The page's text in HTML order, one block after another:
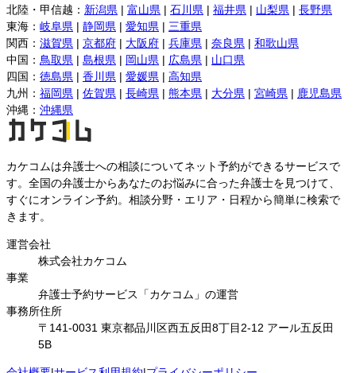
北陸・甲信越 ： 新潟県 | 富山県 | 石川県 | 福井県 | 山梨県 | 長野県
東海 ： 岐阜県 | 静岡県 | 愛知県 | 三重県
関西 ： 滋賀県 | 京都府 | 大阪府 | 兵庫県 | 奈良県 | 和歌山県
中国 ： 鳥取県 | 島根県 | 岡山県 | 広島県 | 山口県
四国 ： 徳島県 | 香川県 | 愛媛県 | 高知県
九州 ： 福岡県 | 佐賀県 | 長崎県 | 熊本県 | 大分県 | 宮崎県 | 鹿児島県
沖縄 ： 沖縄県
カケコムは弁護士への相談についてネット予約ができるサービスで
す。全国の弁護士からあなたのお悩みに合った弁護士を見つけて、
すぐにオンライン予約。相談分野・エリア・日程から簡単に検索で
きます。
運営会社
株式会社カケコム
事業
弁護士予約サービス「カケコム」の運営
事務所住所
〒141-0031 東京都品川区西五反田8丁目2-12 アール五反田
5B